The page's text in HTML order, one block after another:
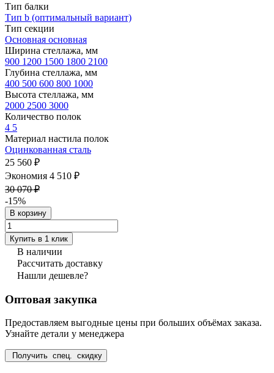
Тип балки
Тип b (оптимальный вариант)
Тип секции
Основная основная
Ширина стеллажа, мм
900 1200 1500 1800 2100
Глубина стеллажа, мм
400 500 600 800 1000
Высота стеллажа, мм
2000 2500 3000
Количество полок
4 5
Материал настила полок
Оцинкованная сталь
25 560 ₽
Экономия 4 510 ₽
30 070 ₽
-15%
В корзину
Купить в 1 клик
В наличии
Рассчитать доставку
Нашли дешевле?
Оптовая закупка
Предоставляем выгодные цены при больших объёмах заказа.
Узнайте детали у менеджера
Получить спец. скидку